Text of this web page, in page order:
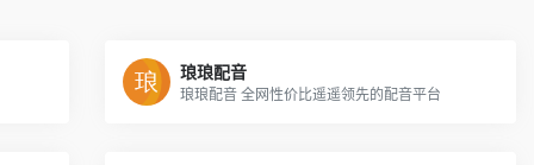
琅琅配音
琅琅配音 全网性价比遥遥领先的配音平台